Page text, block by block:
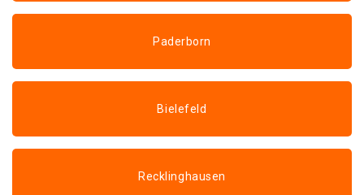
Paderborn
Bielefeld
Recklinghausen